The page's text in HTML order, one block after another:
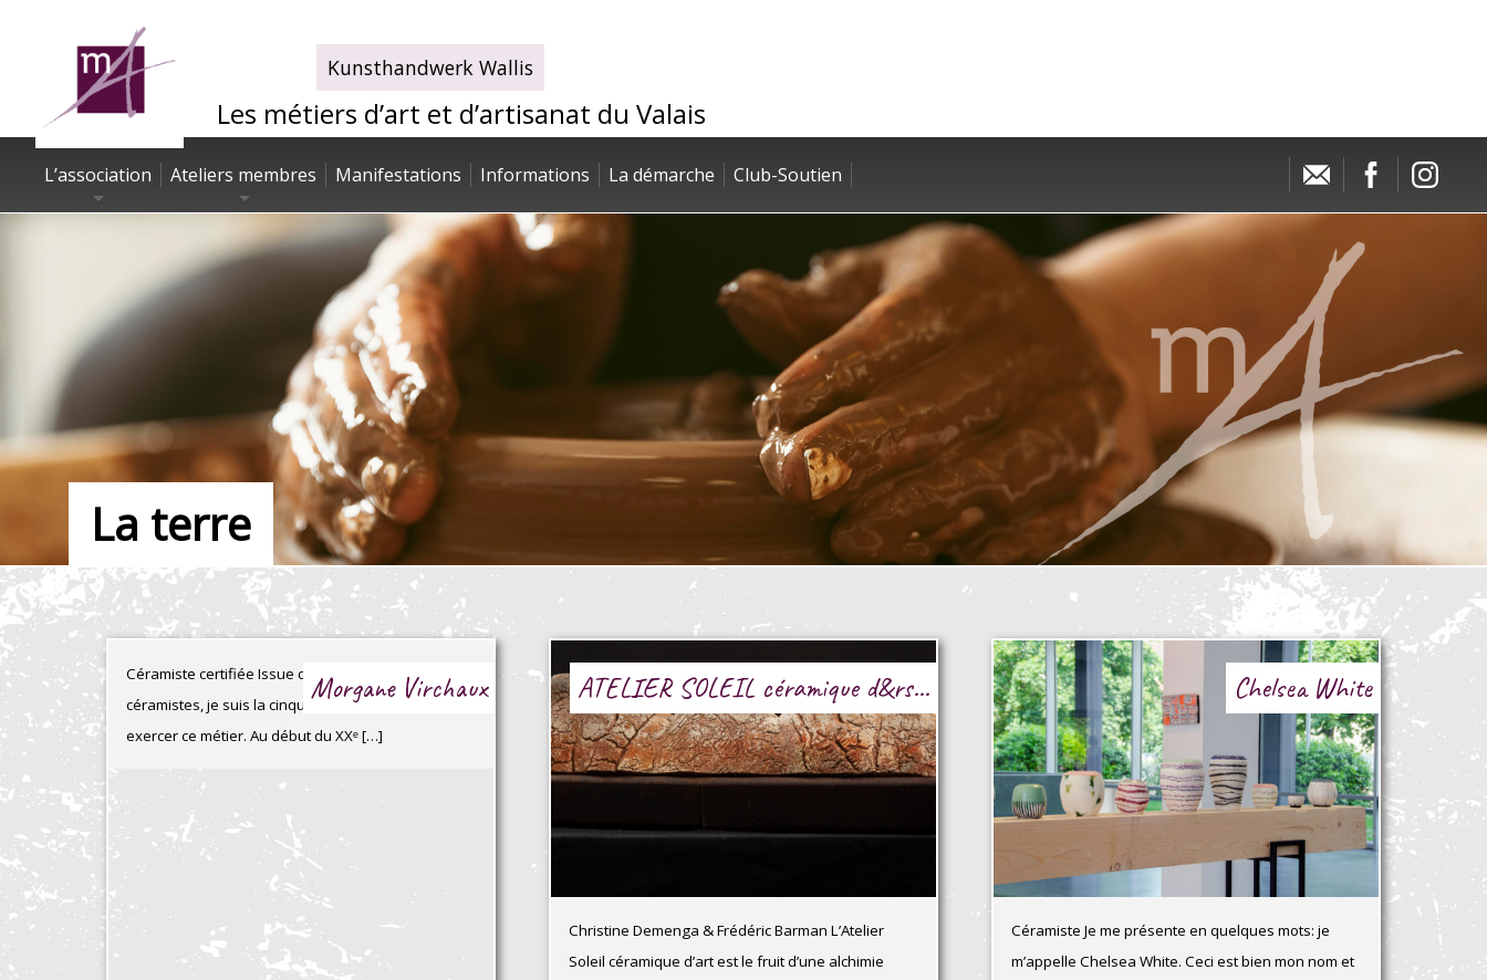
Kunsthandwerk Wallis
Les métiers d’art et d’artisanat du Valais
L’association Ateliers membres Manifestations Informations La démarche Club-Soutien
La terre
Morgane Virchaux
Céramiste certifiée Issue d’une famille de
céramistes, je suis la cinquième génération à
exercer ce métier. Au début du XXᵉ […]
ATELIER SOLEIL céramique d&rs...
Christine Demenga & Frédéric Barman L’Atelier
Soleil céramique d’art est le fruit d’une alchimie
Chelsea White
Céramiste Je me présente en quelques mots: je
m’appelle Chelsea White. Ceci est bien mon nom et